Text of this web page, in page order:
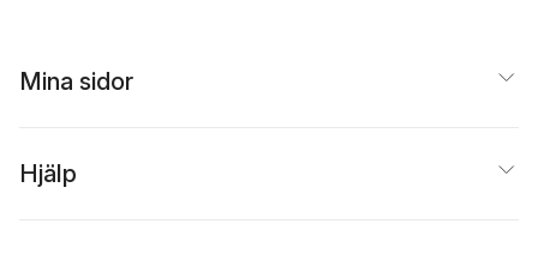
Mina sidor
Hjälp